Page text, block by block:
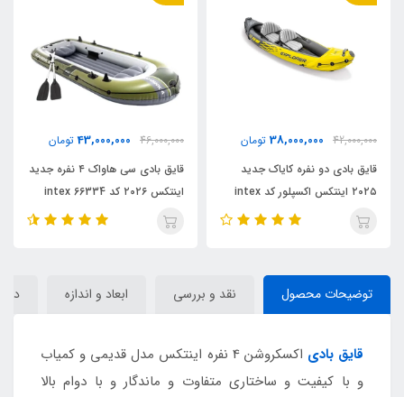
38,000,000 تومان
بادی دو نفره کایاک جدید
۲۰۲۵ اینتکس اکسپلور کد intex
46,000,000
43,000,000 تومان
قایق بادی سی هاواک ۴ نفره جدید
اینتکس ۲۰۲۶ کد 66334 intex
توضیحات محصول نقد و بررسی ابعاد و اندازه
قایق بادی
اکسکروشن 4 نفره اینتکس مدل قدیمی و کمیاب
و با کیفیت و ساختاری متفاوت و ماندگار و با دوام بالا